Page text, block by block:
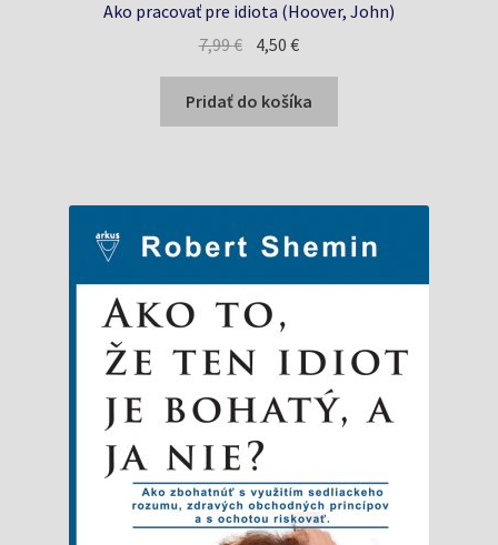
Ako pracovať pre idiota (Hoover, John)
7,99€ Pôvodná
cena
bola:
7,99 €.
4,50€Aktuálna
cena
je:
4,50 €.
Pridať do košíka